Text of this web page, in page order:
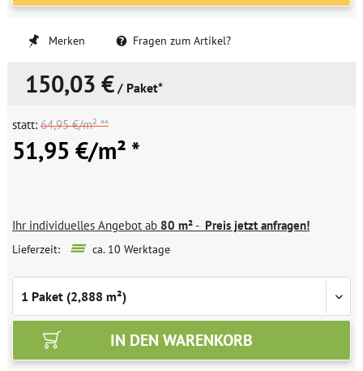
Merken Fragen zum Artikel?
150,03 € / Paket*
statt: 64,95 €/m² **
51,95 €/m² *
Ihr individuelles Angebot ab 80 m²- Preis jetzt anfragen!
Lieferzeit: ca. 10 Werktage
IN DEN WARENKORB